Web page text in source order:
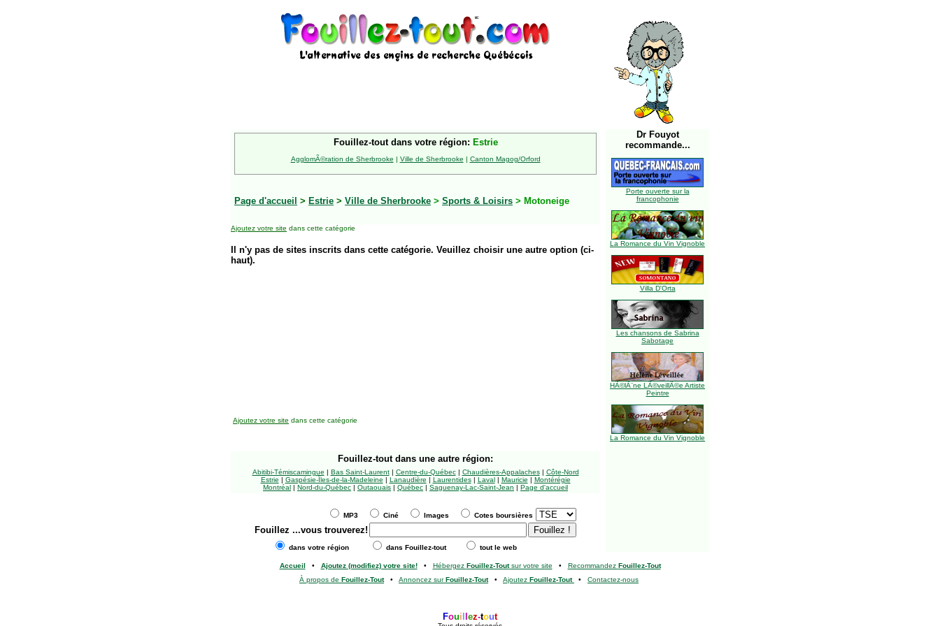
Fouillez-tout dans votre région: Estrie
AgglomÃ©ration de Sherbrooke | Ville de Sherbrooke | Canton Magog/Orford
Page d'accueil > Estrie > Ville de Sherbrooke > Sports & Loisirs > Motoneige
Ajoutez votre site dans cette catégorie
Il n'y pas de sites inscrits dans cette catégorie. Veuillez choisir une autre option (ci-
haut).
Dr Fouyot
recommande...
Porte ouverte sur la
francophonie
La Romance du Vin Vignoble
Villa D'Orta
Les chansons de Sabrina
Sabotage
HÃ©lÃ¨ne LÃ©veillÃ©e Artiste
Peintre
La Romance du Vin Vignoble
Ajoutez votre site dans cette catégorie
Fouillez-tout dans une autre région:
Abitibi-Témiscamingue | Bas Saint-Laurent| Centre-du-Québec| Chaudières-Appalaches| Côte-Nord
Estrie | Gaspésie-Îles-de-la-Madeleine | Lanaudière | Laurentides| Laval| Mauricie | Montérégie
Montréal | Nord-du-Québec | Outaouais | Québec | Saguenay-Lac-Saint-Jean | Page d'accueil
MP3 Ciné Images Cotes boursières
Fouillez ...vous trouverez!
dans votre région dans Fouillez-tout tout le web
Accueil • Ajoutez (modifiez) votre site!• Hébergez Fouillez-Toutsur votre site • Recommandez Fouillez-Tout
À propos de Fouillez-Tout• Annoncez surFouillez-Tout• Ajoutez Fouillez-Tout • Contactez-nous
Foui ez-tout